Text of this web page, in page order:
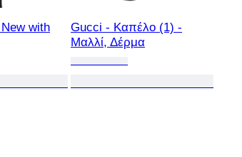
with
Gucci - Καπέλο (1) -
Μαλλί, Δέρμα